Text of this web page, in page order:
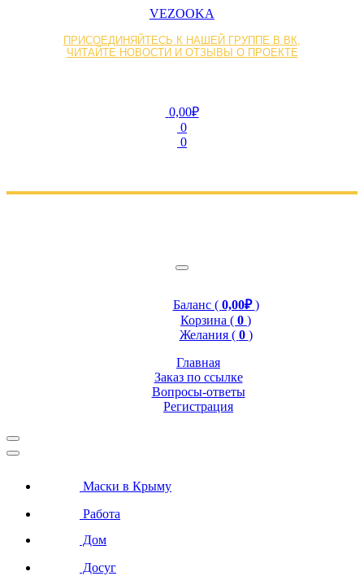
VEZOOKA
ПРИСОЕДИНЯЙТЕСЬ К НАШЕЙ ГРУППЕ В ВК,
ЧИТАЙТЕ НОВОСТИ И ОТЗЫВЫ О ПРОЕКТЕ
0,00₽
0
0
Баланс ( 0,00₽)
Корзина ( 0 )
Желания ( 0 )
Главная
Заказ по ссылке
Вопросы-ответы
Регистрация
Маски в Крыму
Работа
Дом
Досуг